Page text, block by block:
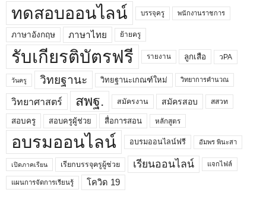
ทดสอบออนไลน์ บรรจุครู พนักงานราชการ
ภาษาอังกฤษ ภาษาไทย ย้ายครู
รับเกียรติบัตรฟรี รายงาน ลูกเสือ วPA
วันครู วิทยฐานะ วิทยฐานะเกณฑ์ใหม่ วิทยาการคำนวณ
วิทยาศาสตร์ สพฐ. สมัครงาน สมัครสอบ สสวท
สอบครู สอบครูผู้ช่วย สื่อการสอน หลักสูตร
อบรมออนไลน์ อบรมออนไลน์ฟรี อัมพร พินะสา
เปิดภาคเรียน เรียกบรรจุครูผู้ช่วย เรียนออนไลน์ แจกไฟล์
แผนการจัดการเรียนรู้ โควิด 19